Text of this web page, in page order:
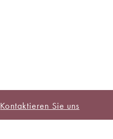
Kontaktieren Sie uns